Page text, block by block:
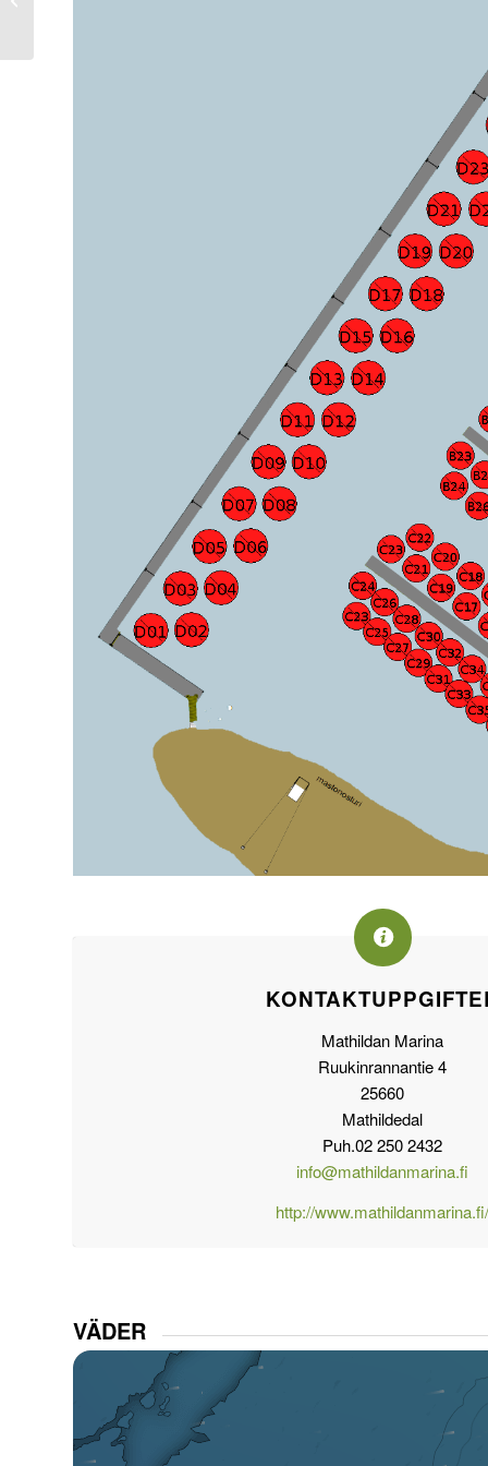
Mathildan Marina
Ruukinrannantie 4
25660
Mathildedal
Puh.02 250 2432
info@mathildanmarina.fi
http://www.mathildanmarina.fi/
VÄDER